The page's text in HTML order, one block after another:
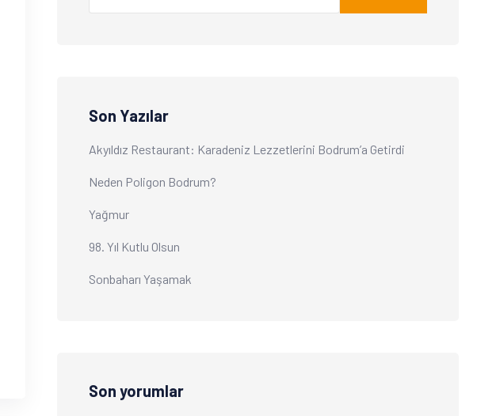
Son Yazılar
Akyıldız Restaurant: Karadeniz Lezzetlerini Bodrum’a Getirdi
Neden Poligon Bodrum?
Yağmur
98. Yıl Kutlu Olsun
Sonbaharı Yaşamak
Son yorumlar